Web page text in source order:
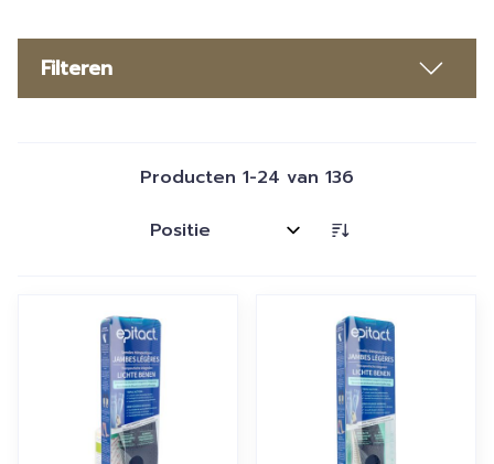
Filteren
Producten 1-24 van 136
Sorteer op: